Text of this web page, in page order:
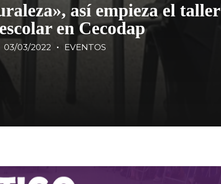
así empieza el taller
en Cecodap
03/03/2022 EVENTOS